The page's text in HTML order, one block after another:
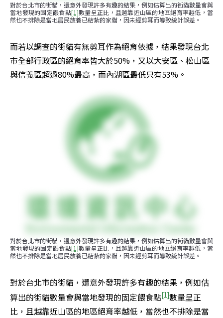
對於台北市的街貓，還意外發現許多有趣的結果，例如估算出的街貓數量會與
當地發現的固定餵食點[1]數量呈正比，且越靠近山區的地區絕育率越低，當
然也不排除是當地居民放養已結紮的家貓，因未經剪耳而導致統計誤差。
而若以調查的街貓有無剪耳作為絕育依據，結果發現台北
市全部行政區的絕育率皆大於50%，又以大安區、松山區
與信義區超過80%最高，而內湖區最低只有53%。
對於台北市的街貓，還意外發現許多有趣的結果，例如估算出的街貓數量會與
當地發現的固定餵食點[1]數量呈正比，且越靠近山區的地區絕育率越低，當
然也不排除是當地居民放養已結紮的家貓，因未經剪耳而導致統計誤差。
對於台北市的街貓，還意外發現許多有趣的結果，例如估
算出的街貓數量會與當地發現的固定餵食點[1]數量呈正
比，且越靠近山區的地區絕育率越低，當然也不排除是當